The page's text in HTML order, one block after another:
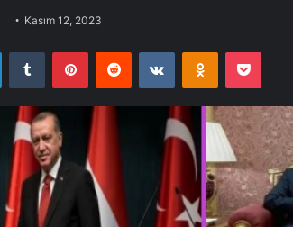
Kasım 12, 2023
LinkedInTumblr PinterestReddit VKontakteOdnoklassniki
Pocket